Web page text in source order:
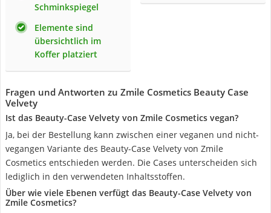
Schminkspiegel
Elemente sind
übersichtlich im
Koffer platziert
Fragen und Antworten zu Zmile Cosmetics Beauty Case
Velvety
Ist das Beauty-Case Velvety von Zmile Cosmetics vegan?
Ja, bei der Bestellung kann zwischen einer veganen und nicht-
vegangen Variante des Beauty-Case Velvety von Zmile
Cosmetics entschieden werden. Die Cases unterscheiden sich
lediglich in den verwendeten Inhaltsstoffen.
Über wie viele Ebenen verfügt das Beauty-Case Velvety von
Zmile Cosmetics?